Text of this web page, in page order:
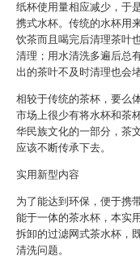
纸杯使用量相应减少，于
携式水杯。传统的水杯用
饮茶而且喝完后清理茶叶
清理；用水清洗多遍后总
出的茶叶不及时清理也会
相较于传统的茶杯，要么
市场上很少有将水杯和茶
华民族文化的一部分，茶
应该不断传承下去。
实用新型内容
为了能达到环保，便于携
能于一体的茶水杯，本实
拆卸的过滤网式茶水杯，
清洗问题。